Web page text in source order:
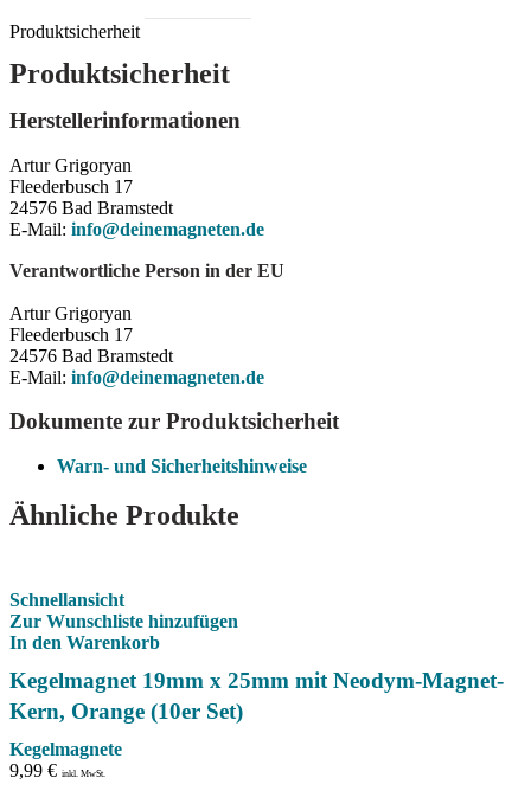
Produktsicherheit
Produktsicherheit
Herstellerinformationen
Artur Grigoryan
Fleederbusch 17
24576 Bad Bramstedt
E-Mail: info@deinemagneten.de
Verantwortliche Person in der EU
Artur Grigoryan
Fleederbusch 17
24576 Bad Bramstedt
E-Mail: info@deinemagneten.de
Dokumente zur Produktsicherheit
Warn- und Sicherheitshinweise
Ähnliche Produkte
Schnellansicht
Zur Wunschliste hinzufügen
In den Warenkorb
Kegelmagnet 19mm x 25mm mit Neodym-Magnet-
Kern, Orange (10er Set)
Kegelmagnete
9,99 € inkl. MwSt.